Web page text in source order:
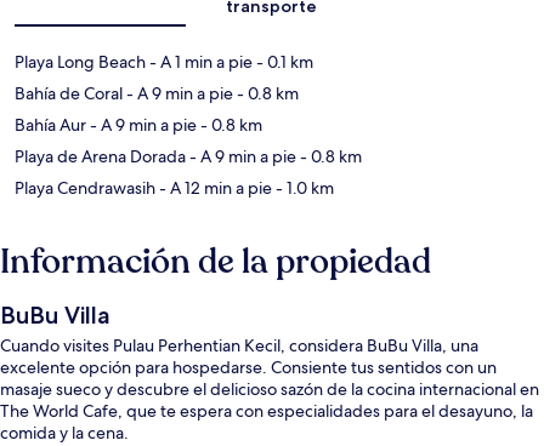
transporte
Playa Long Beach- A 1 min a pie- 0.1 km
Bahía de Coral- A 9 min a pie- 0.8 km
Bahía Aur- A 9 min a pie- 0.8 km
Playa de Arena Dorada- A 9 min a pie- 0.8 km
Playa Cendrawasih- A 12 min a pie- 1.0 km
Información de la propiedad
BuBu Villa
Cuando visites Pulau Perhentian Kecil, considera BuBu Villa, una
excelente opción para hospedarse. Consiente tus sentidos con un
masaje sueco y descubre el delicioso sazón de la cocina internacional en
The World Cafe, que te espera con especialidades para el desayuno, la
comida y la cena.